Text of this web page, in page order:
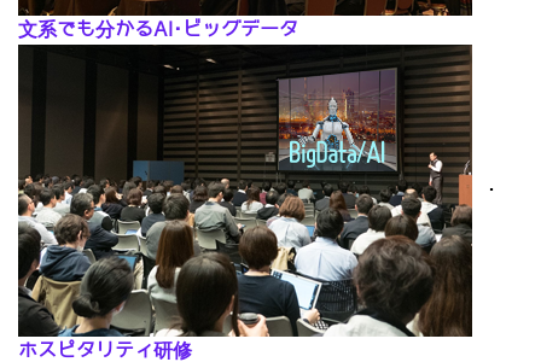
文系でも分かるAI･ビッグデータ
･
ホスピタリティ研修